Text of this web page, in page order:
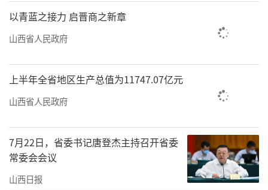
以青蓝之接力 启晋商之新章
山西省人民政府
上半年全省地区生产总值为11747.07亿元
山西省人民政府
7月22日，省委书记唐登杰主持召开省委
常委会会议
山西日报